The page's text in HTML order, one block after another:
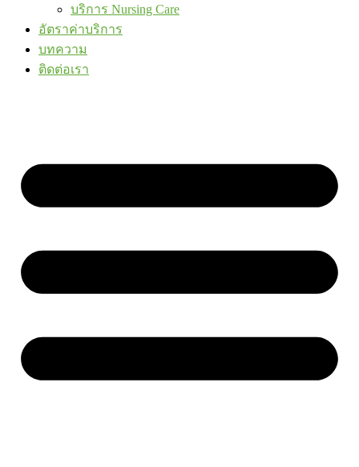
บริการ Nursing Care
อัตราค่าบริการ
บทความ
ติดต่อเรา